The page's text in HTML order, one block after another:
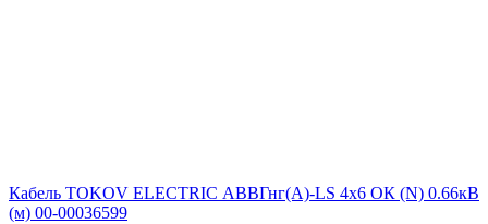
Кабель TOKOV ELECTRIC АВВГнг(А)-LS 4х6 ОК (N) 0.66кВ
(м) 00-00036599